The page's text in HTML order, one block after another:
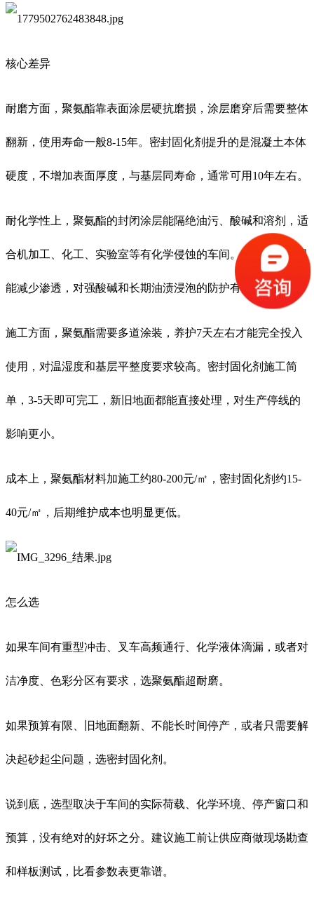
核心差异
耐磨方面，聚氨酯靠表面涂层硬抗磨损，涂层磨穿后需要整体
翻新，使用寿命一般8-15年。密封固化剂提升的是混凝土本体
硬度，不增加表面厚度，与基层同寿命，通常可用10年左右。
耐化学性上，聚氨酯的封闭涂层能隔绝油污、酸碱和溶剂，适
合机加工、化工、实验室等有化学侵蚀的车间。密封固化剂只
能减少渗透，对强酸碱和长期油渍浸泡的防护有限。
施工方面，聚氨酯需要多道涂装，养护7天左右才能完全投入
使用，对温湿度和基层平整度要求较高。密封固化剂施工简
单，3-5天即可完工，新旧地面都能直接处理，对生产停线的
影响更小。
成本上，聚氨酯材料加施工约80-200元/㎡，密封固化剂约15-
40元/㎡，后期维护成本也明显更低。
怎么选
如果车间有重型冲击、叉车高频通行、化学液体滴漏，或者对
洁净度、色彩分区有要求，选聚氨酯超耐磨。
如果预算有限、旧地面翻新、不能长时间停产，或者只需要解
决起砂起尘问题，选密封固化剂。
说到底，选型取决于车间的实际荷载、化学环境、停产窗口和
预算，没有绝对的好坏之分。建议施工前让供应商做现场勘查
和样板测试，比看参数表更靠谱。